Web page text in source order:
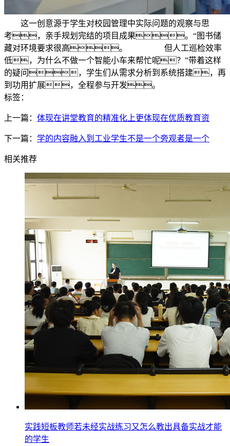
这一创意源于学生对校园管理中实际问题的观察与思
考，亲手规划完结的项目成果。“图书储
藏对环境要求很高。 但人工巡检效率
低，为什么不做一个智能小车来帮忙呢？”带着这样
的疑问，学生们从需求分析到系统搭建，再
到功用扩展，全程参与开发。
标签：
上一篇： 体现在讲堂教育的精准化上更体现在优质教育资
下一篇： 学的内容融入到工业学生不是一个旁观者是一个
相关推荐
实践短板教师若未经实战练习又怎么教出具备实战才能
的学生